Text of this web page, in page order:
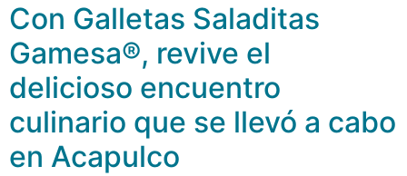
Con Galletas Saladitas
Gamesa®, revive el
delicioso encuentro
culinario que se llevó a cabo
en Acapulco